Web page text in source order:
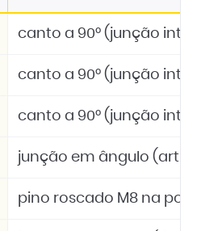
canto a 90° (junção
canto a 90° (junção
canto a 90° (junção
junção em ângulo
pino roscado M8 na